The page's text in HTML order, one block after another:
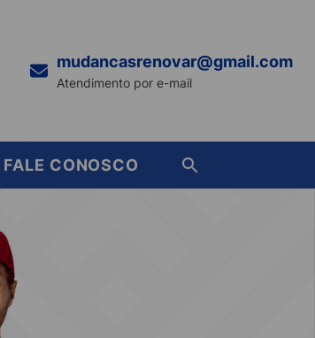
mudancasrenovar@gmail.com
Atendimento por e-mail
FALE CONOSCO